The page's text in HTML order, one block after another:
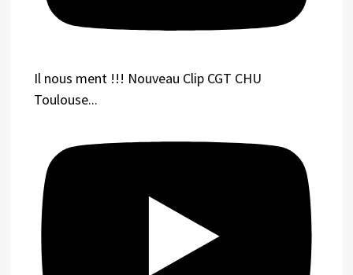
Il nous ment !!! Nouveau Clip CGT CHU
Toulouse...